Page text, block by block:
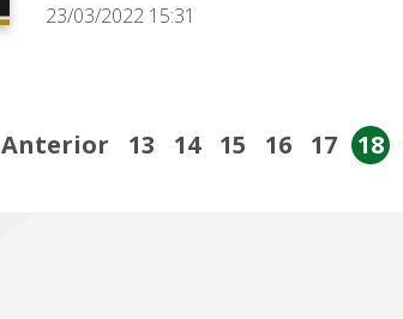
23/03/2022 15:31
Anterior 13 14 15 16 17 18